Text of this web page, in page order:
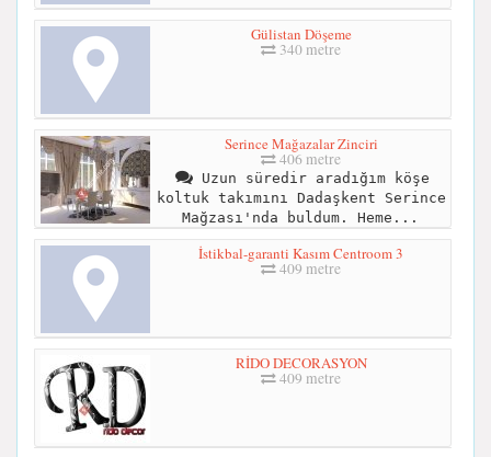
Gülistan Döşeme
340 metre
Serince Mağazalar Zinciri
406 metre
Uzun süredir aradığım köşe
koltuk takımını Dadaşkent Serince
Mağzası'nda buldum. Heme...
İstikbal-garanti Kasım Centroom 3
409 metre
RİDO DECORASYON
409 metre